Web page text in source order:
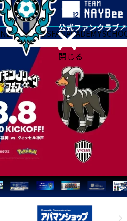
閉じる
NEWSGOODSFANACADEMY